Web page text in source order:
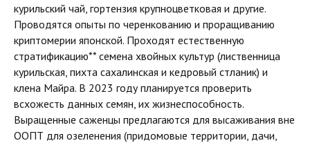
курильский чай, гортензия крупноцветковая и другие.
Проводятся опыты по черенкованию и проращиванию
криптомерии японской. Проходят естественную
стратификацию** семена хвойных культур (лиственница
курильская, пихта сахалинская и кедровый стланик) и
клена Майра. В 2023 году планируется проверить
всхожесть данных семян, их жизнеспособность.
Выращенные саженцы предлагаются для высаживания вне
ООПТ для озеленения (придомовые территории, дачи,